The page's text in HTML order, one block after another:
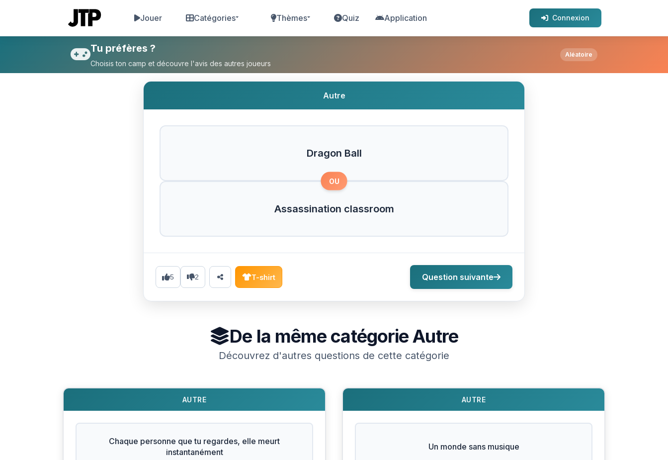
Jouer Catégories Thèmes Quiz Application Connexion
Tu préfères Dragon Ball ou Assassination classroom ?
Tu préfères ?
Choisis ton camp et découvre l'avis des autres joueurs
Aléatoire
Autre
Dragon Ball
OU
Assassination classroom
5 2 T-shirt Question suivante
De la même catégorieAutre
Découvrez d'autres questions de cette catégorie
AUTRE
Chaque personne que tu regardes, elle meurt
instantanément
AUTRE
Un monde sans musique